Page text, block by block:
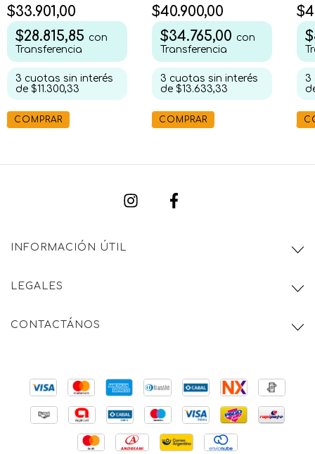
$33.901,00
$28.815,85 con
Transferencia
3 cuotas sin interés
de $11.300,33
COMPRAR
$40.900,00
$34.765,00 con
Transferencia
3 cuotas sin interés
de $13.633,33
COMPRAR
3
INFORMACIÓN ÚTIL
LEGALES
CONTACTÁNOS